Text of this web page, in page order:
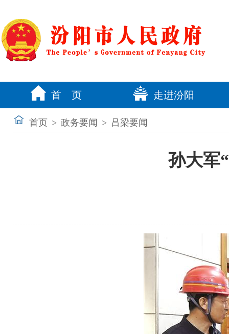
首 页 走进汾阳
首页 > 政务要闻 > 吕梁要闻
孙大军